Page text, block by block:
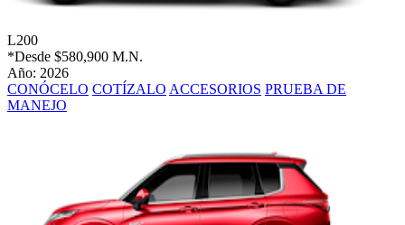
L200
*Desde $580,900 M.N.
Año: 2026
CONÓCELO COTÍZALO ACCESORIOS PRUEBA DE
MANEJO